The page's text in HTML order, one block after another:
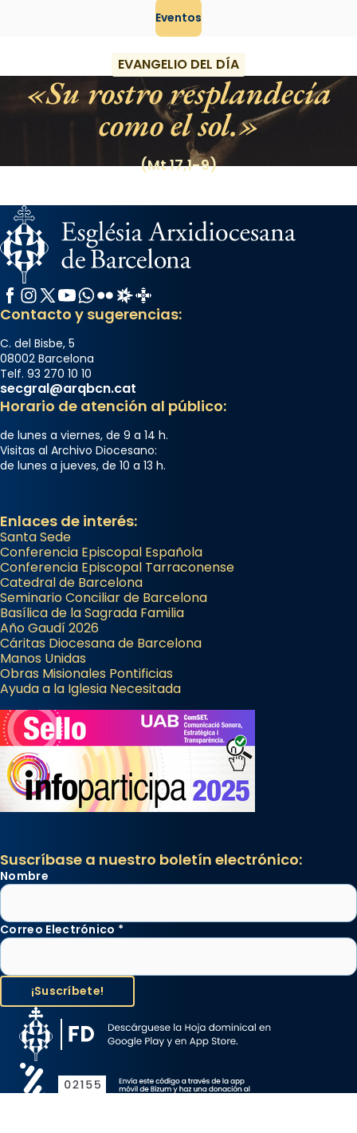
Eventos
EVANGELIO DEL DÍA
Su rostro resplandecía
como el sol.
(Mt 17,1-9)
Facebook
Instagram
X / Twitter
YouTube
WhatsApp
FlickrRadio Estel
Catalunya Cristiana
Contacto y sugerencias:
C. del Bisbe, 5
08002 Barcelona
Telf. 93 270 10 10
secgral@arqbcn.cat
Horario de atención al público:
de lunes a viernes, de 9 a 14 h.
Visitas al Archivo Diocesano:
de lunes a jueves, de 10 a 13 h.
Enlaces de interés:
Santa Sede
Conferencia Episcopal Española
Conferencia Episcopal Tarraconense
Catedral de Barcelona
Seminario Conciliar de Barcelona
Basílica de la Sagrada Familia
Año Gaudí 2026
Cáritas Diocesana de Barcelona
Manos Unidas
Obras Misionales Pontificias
Ayuda a la Iglesia Necesitada
Suscríbase a nuestro boletín electrónico:
Nombre
Correo Electrónico *